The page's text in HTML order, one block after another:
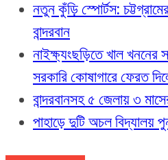
নতুন কুঁড়ি স্পোর্টস:
বান্দরবান
নাইক্ষ্যংছড়িতে খাল খননের
সরকারি কোষাগারে ফেরত
বান্দরবানসহ ৫ জেলায় ৩
পাহাড়ে দুটি অচল বিদ্যালয়